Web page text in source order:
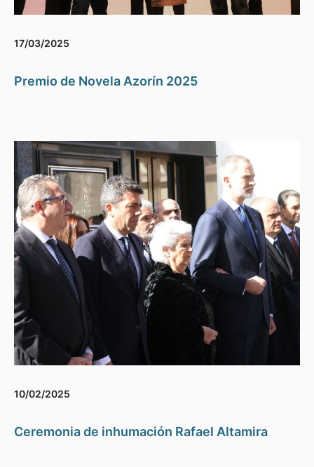
17/03/2025
Premio de Novela Azorín 2025
10/02/2025
Ceremonia de inhumación Rafael Altamira